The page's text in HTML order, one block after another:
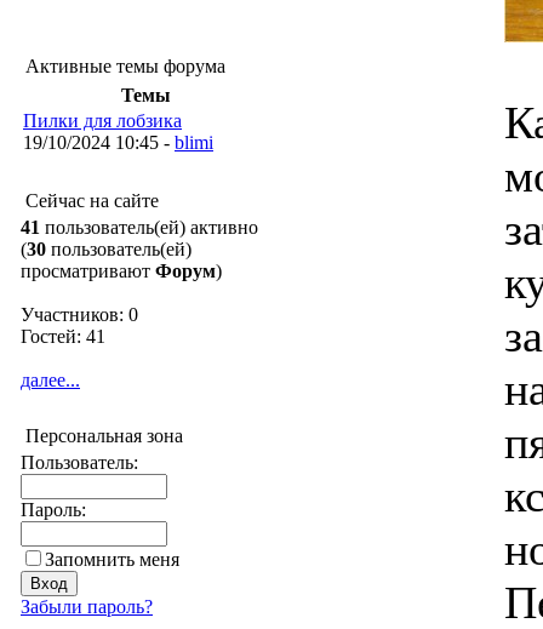
Активные темы форума
Темы
Пилки для лобзика
19/10/2024 10:45 - blimi
Сейчас на сайте
41 пользователь(ей) активно
(30 пользователь(ей)
просматривают Форум)
Участников: 0
Гостей: 41
далее...
Персональная зона
Пользователь:
Пароль:
Запомнить меня
Забыли пароль?